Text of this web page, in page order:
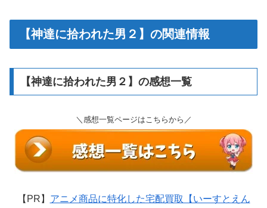
【神達に拾われた男２】の関連情報
【神達に拾われた男２】の感想一覧
＼感想一覧ページはこちらから／
【PR】 アニメ商品に特化した宅配買取【いーすとえん